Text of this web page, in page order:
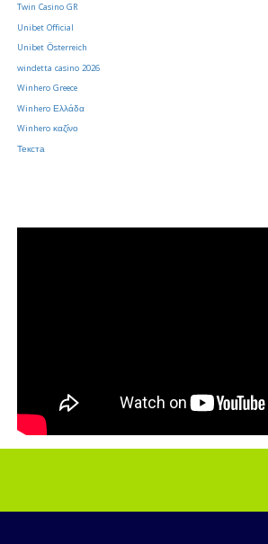
Twin Casino GR
Unibet Official
Unibet Österreich
windetta casino 2026
Winhero Greece
Winhero Ελλάδα
Winhero καζίνο
Текста